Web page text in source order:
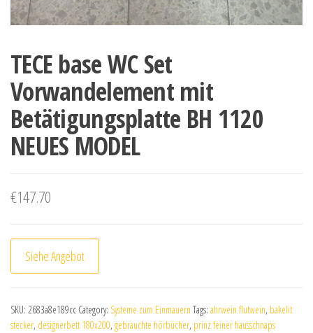
TECE base WC Set
Vorwandelement mit
Betätigungsplatte BH 1120
NEUES MODEL
€147.70
Siehe Angebot
SKU: 2683a8e189cc Category: Systeme zum Einmauern Tags: ahrwein flutwein, bakelit
stecker, designerbett 180x200, gebrauchte hörbücher, prinz feiner hausschnaps